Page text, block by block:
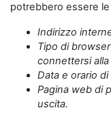
potrebbero essere
Indirizzo
Tipo di
connettersi
Data e orario di
Pagina web di
uscita.